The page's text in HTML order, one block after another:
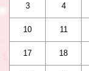
3 4
10 11
17 18